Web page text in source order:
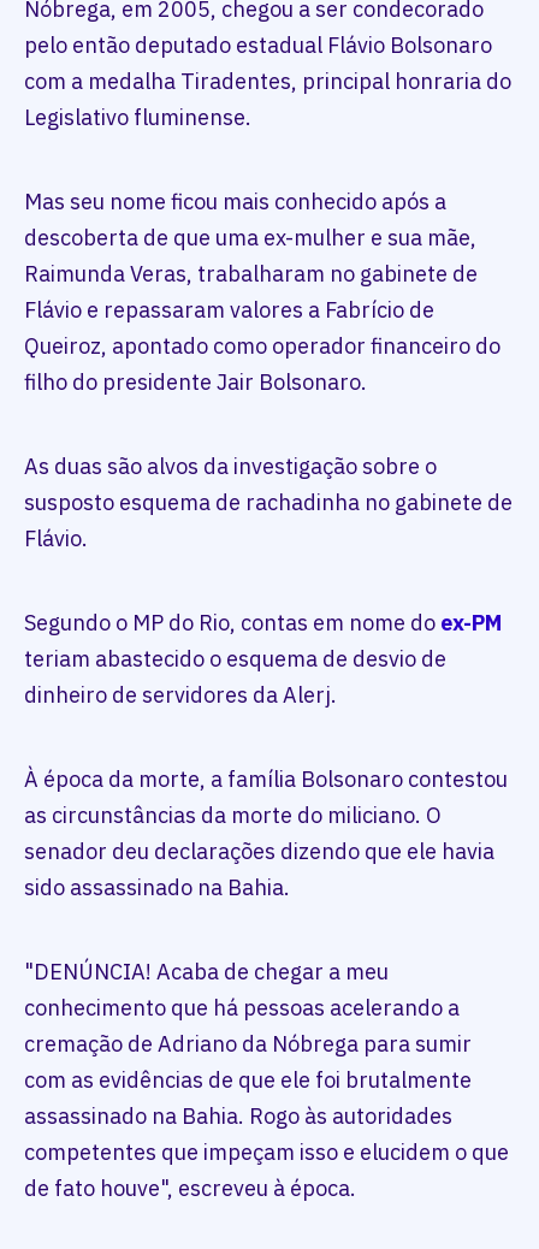
Nóbrega, em 2005, chegou a ser condecorado
pelo então deputado estadual Flávio Bolsonaro
com a medalha Tiradentes, principal honraria do
Legislativo fluminense.
Mas seu nome ficou mais conhecido após a
descoberta de que uma ex-mulher e sua mãe,
Raimunda Veras, trabalharam no gabinete de
Flávio e repassaram valores a Fabrício de
Queiroz, apontado como operador financeiro do
filho do presidente Jair Bolsonaro.
As duas são alvos da investigação sobre o
susposto esquema de rachadinha no gabinete de
Flávio.
Segundo o MP do Rio, contas em nome do ex-PM
teriam abastecido o esquema de desvio de
dinheiro de servidores da Alerj.
À época da morte, a família Bolsonaro contestou
as circunstâncias da morte do miliciano. O
senador deu declarações dizendo que ele havia
sido assassinado na Bahia.
"DENÚNCIA! Acaba de chegar a meu
conhecimento que há pessoas acelerando a
cremação de Adriano da Nóbrega para sumir
com as evidências de que ele foi brutalmente
assassinado na Bahia. Rogo às autoridades
competentes que impeçam isso e elucidem o que
de fato houve", escreveu à época.